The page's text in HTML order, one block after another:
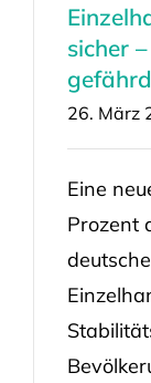
sicher
26. März
Eine
Prozent